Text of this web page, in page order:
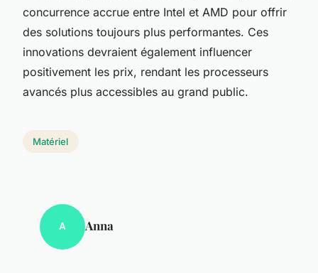
concurrence accrue entre Intel et AMD pour offrir
des solutions toujours plus performantes. Ces
innovations devraient également influencer
positivement les prix, rendant les processeurs
avancés plus accessibles au grand public.
Matériel
A Anna